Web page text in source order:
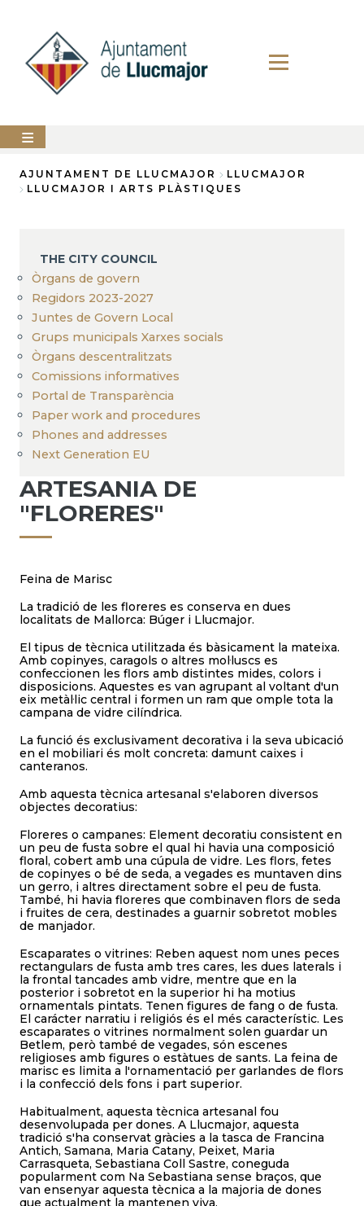
content
The
city
council
Services
PERFIL
CONTRACTANT
ANUNCIS
AJUNTAMENT DE LLUCMAJOR
LLUCMAJOR
LLUCMAJOR I ARTS PLÀSTIQUES
THE CITY COUNCIL
Òrgans de govern
Regidors 2023-2027
Juntes de Govern Local
Grups municipals Xarxes socials
Òrgans descentralitzats
Comissions informatives
Portal de Transparència
Paper work and procedures
Phones and addresses
Next Generation EU
ARTESANIA DE
"FLORERES"
Feina de Marisc
La tradició de les floreres es conserva en dues
localitats de Mallorca: Búger i Llucmajor.
El tipus de tècnica utilitzada és bàsicament la mateixa.
Amb copinyes, caragols o altres mol·luscs es
confeccionen les flors amb distintes mides, colors i
disposicions. Aquestes es van agrupant al voltant d'un
eix metàl·lic central i formen un ram que omple tota la
campana de vidre cilíndrica.
La funció és exclusivament decorativa i la seva ubicació
en el mobiliari és molt concreta: damunt caixes i
canteranos.
Amb aquesta tècnica artesanal s'elaboren diversos
objectes decoratius:
Floreres o campanes: Element decoratiu consistent en
un peu de fusta sobre el qual hi havia una composició
floral, cobert amb una cúpula de vidre. Les flors, fetes
de copinyes o bé de seda, a vegades es muntaven dins
un gerro, i altres directament sobre el peu de fusta.
També, hi havia floreres que combinaven flors de seda
i fruites de cera, destinades a guarnir sobretot mobles
de manjador.
Escaparates o vitrines: Reben aquest nom unes peces
rectangulars de fusta amb tres cares, les dues laterals i
la frontal tancades amb vidre, mentre que en la
posterior i sobretot en la superior hi ha motius
ornamentals pintats. Tenen figures de fang o de fusta.
El carácter narratiu i religiós és el més característic. Les
escaparates o vitrines normalment solen guardar un
Betlem, però també de vegades, són escenes
religioses amb figures o estàtues de sants. La feina de
marisc es limita a l'ornamentació per garlandes de flors
i la confecció dels fons i part superior.
Habitualment, aquesta tècnica artesanal fou
desenvolupada per dones. A Llucmajor, aquesta
tradició s'ha conservat gràcies a la tasca de Francina
Antich, Samana, Maria Catany, Peixet, Maria
Carrasqueta, Sebastiana Coll Sastre, coneguda
popularment com Na Sebastiana sense braços, que
van ensenyar aquesta tècnica a la majoria de dones
que actualment la mantenen viva.